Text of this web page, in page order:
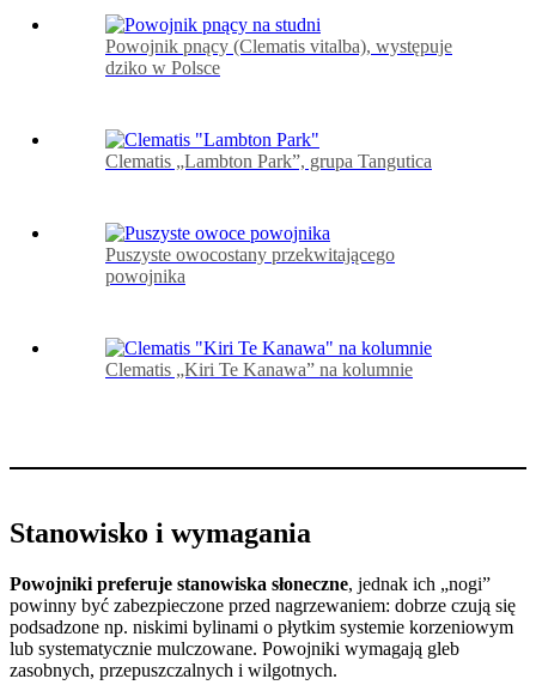
Powojnik pnący (Clematis vitalba), występuje
dziko w Polsce
Clematis „Lambton Park”, grupa Tangutica
Puszyste owocostany przekwitającego
powojnika
Clematis „Kiri Te Kanawa” na kolumnie
Stanowisko i wymagania
Powojniki preferuje stanowiska słoneczne, jednak ich „nogi”
powinny być zabezpieczone przed nagrzewaniem: dobrze czują się
podsadzone np. niskimi bylinami o płytkim systemie korzeniowym
lub systematycznie mulczowane. Powojniki wymagają gleb
zasobnych, przepuszczalnych i wilgotnych.